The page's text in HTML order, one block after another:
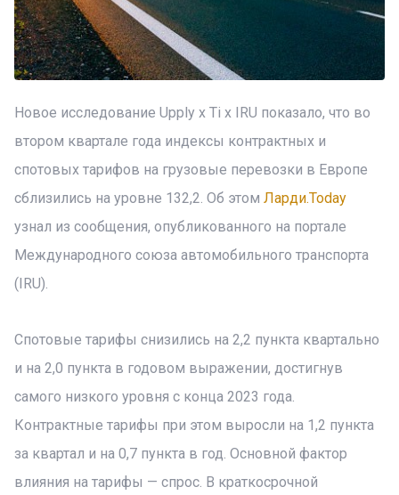
Новое исследование Upply x Ti x IRU показало, что во
втором квартале года индексы контрактных и
спотовых тарифов на грузовые перевозки в Европе
сблизились на уровне 132,2. Об этом Ларди.Today
узнал из сообщения, опубликованного на портале
Международного союза автомобильного транспорта
(IRU).
Спотовые тарифы снизились на 2,2 пункта квартально
и на 2,0 пункта в годовом выражении, достигнув
самого низкого уровня с конца 2023 года.
Контрактные тарифы при этом выросли на 1,2 пункта
за квартал и на 0,7 пункта в год. Основной фактор
влияния на тарифы — спрос. В краткосрочной